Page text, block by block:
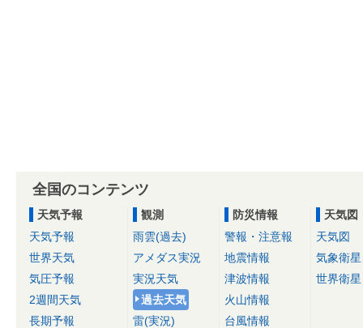
全国のコンテンツ
天気予報
天気予報
世界天気
気圧予報
2週間天気
長期予報
観測
雨雲(過去)
アメダス実況
実況天気
過去天気
雷(実況)
防災情報
警報・注意報
地震情報
津波情報
火山情報
台風情報
天気図
天気図
気象衛星
世界衛星